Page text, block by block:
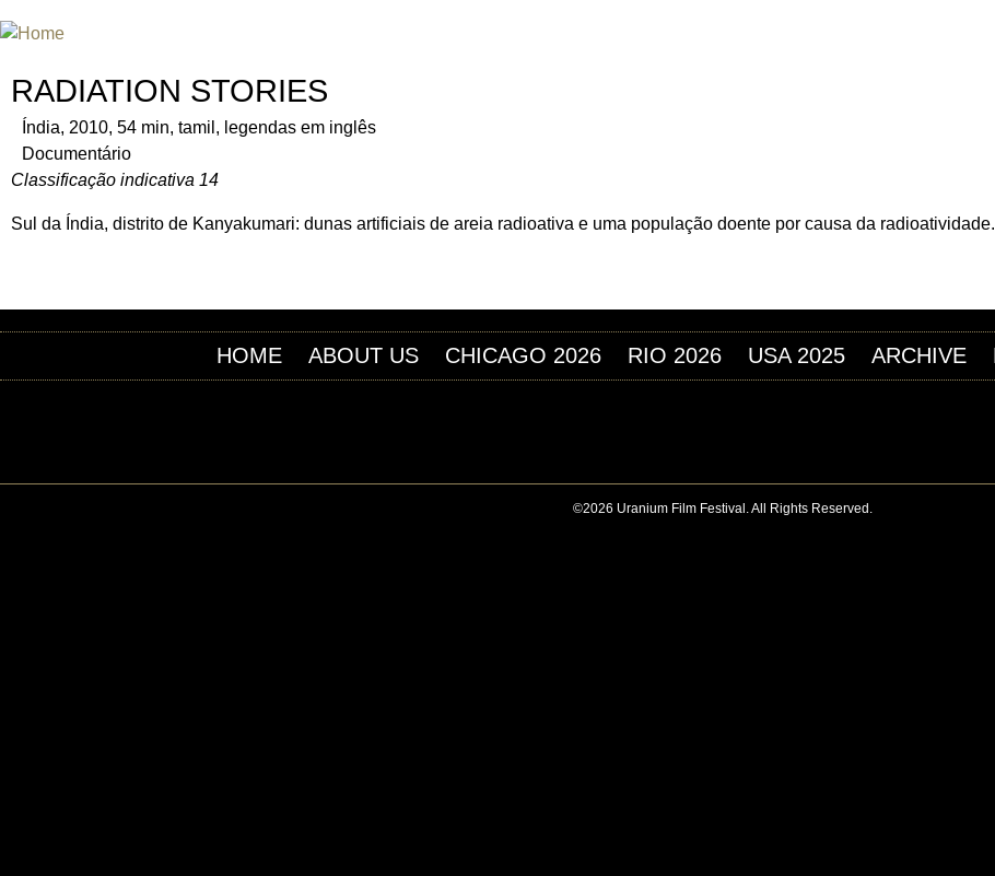
RADIATION STORIES
Índia, 2010, 54 min, tamil, legendas em inglês
Documentário
Classificação indicativa 14
Sul da Índia, distrito de Kanyakumari: dunas artificiais de areia radioativa e uma população doente por causa da radioatividade.
HOME ABOUT US CHICAGO 2026 RIO 2026 USA 2025 ARCHIVE
©2026 Uranium Film Festival. All Rights Reserved.